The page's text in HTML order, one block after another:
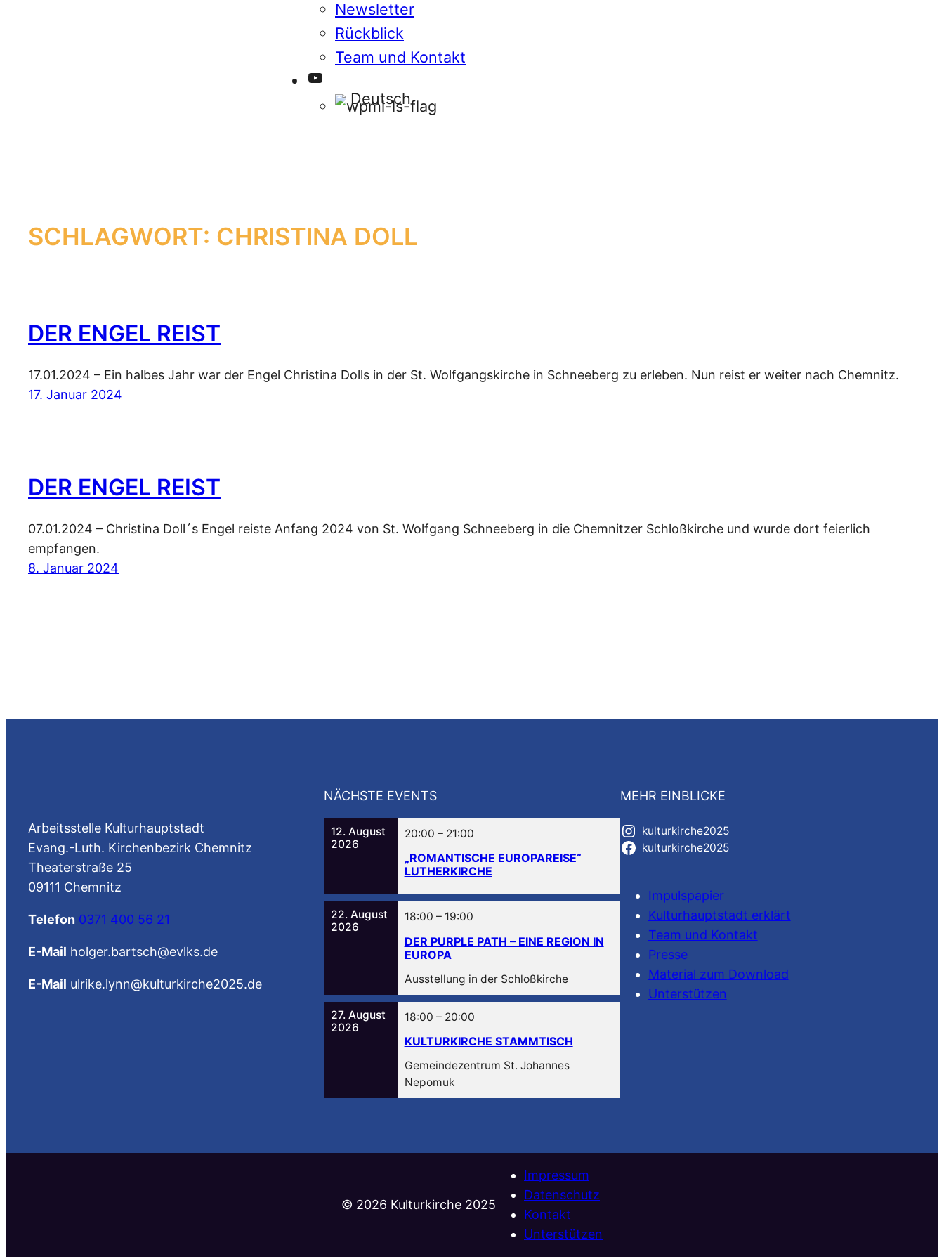
Newsletter
Rückblick
Team und Kontakt
YouTube
Deutsch
SCHLAGWORT: CHRISTINA DOLL
DER ENGEL REIST
17.01.2024 – Ein halbes Jahr war der Engel Christina Dolls in der St. Wolfgangskirche in Schneeberg zu erleben. Nun reist er weiter nach Chemnitz.
17. Januar 2024
DER ENGEL REIST
07.01.2024 – Christina Doll´s Engel reiste Anfang 2024 von St. Wolfgang Schneeberg in die Chemnitzer Schloßkirche und wurde dort feierlich
empfangen.
8. Januar 2024
Arbeitsstelle Kulturhauptstadt
Evang.-Luth. Kirchenbezirk Chemnitz
Theaterstraße 25
09111 Chemnitz
Telefon 0371 400 56 21
E-Mail holger.bartsch@evlks.de
E-Mail ulrike.lynn@kulturkirche2025.de
NÄCHSTE EVENTS
12. August
2026
20:00 –21:00
„ROMANTISCHE EUROPAREISE“
LUTHERKIRCHE
22. August
2026
18:00 –19:00
DER PURPLE PATH – EINE REGION IN
EUROPA
Ausstellung in der Schloßkirche
27. August
2026
18:00 –20:00
KULTURKIRCHE STAMMTISCH
Gemeindezentrum St. Johannes
Nepomuk
MEHR EINBLICKE
kulturkirche2025
kulturkirche2025
Impulspapier
Kulturhauptstadt erklärt
Team und Kontakt
Presse
Material zum Download
Unterstützen
©️ 2026 Kulturkirche 2025
Impressum
Datenschutz
Kontakt
Unterstützen